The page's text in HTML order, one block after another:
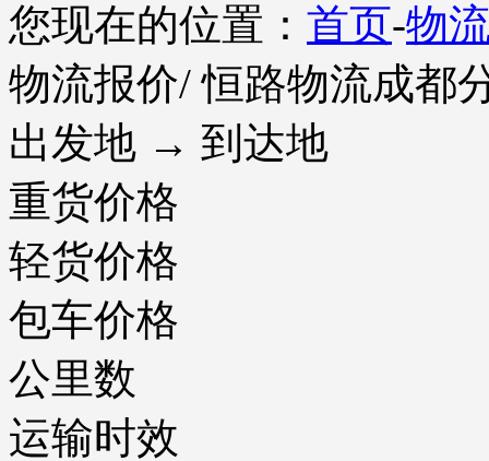
您现在的位置： 首页-物
物流报价/ 恒路物流成都
出发地 → 到达地
重货价格
轻货价格
包车价格
公里数
运输时效